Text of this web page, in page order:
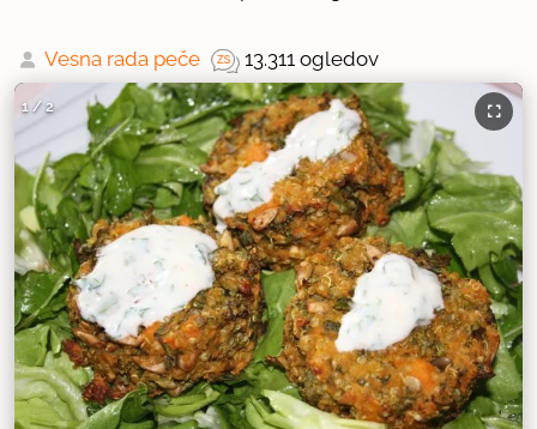
Vesna rada peče 13.311 ogledov
1/ 2